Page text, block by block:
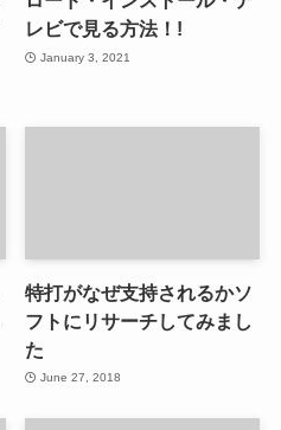
レビで見る方法！!
January 3, 2021
特打がなぜ支持されるかソ
フトにリサーチしてみまし
た
June 27, 2018